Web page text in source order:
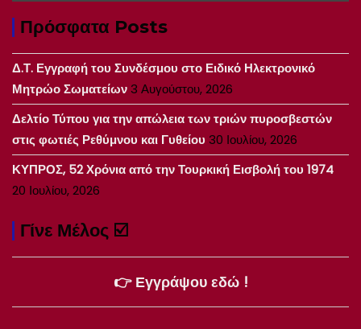
Πρόσφατα Posts
Δ.Τ. Εγγραφή του Συνδέσμου στο Ειδικό Ηλεκτρονικό
Μητρώο Σωματείων3 Αυγούστου, 2026
Δελτίο Τύπου για την απώλεια των τριών πυροσβεστών
στις φωτιές Ρεθύμνου και Γυθείου 30 Ιουλίου, 2026
ΚΥΠΡΟΣ, 52 Χρόνια από την Τουρκική Εισβολή του 1974
20 Ιουλίου, 2026
Γίνε Μέλος ☑️
👉 Εγγράψου εδώ !